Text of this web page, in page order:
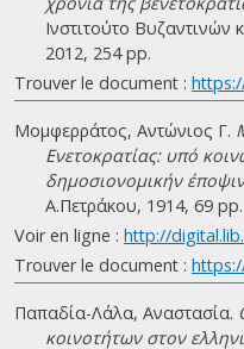
Ινστιτούτο
2012, 254 pp.
Trouver le document :
Μομφερράτος, Αντώνιος Γ.
Ενετοκρατίας: υπό
δημοσιονομικήν έποψιν
Α.Πετράκου, 1914, 69 pp.
Voir en ligne : http://
Trouver le document :
Παπαδία-Λάλα, Αναστασία.
κοινοτήτων στον